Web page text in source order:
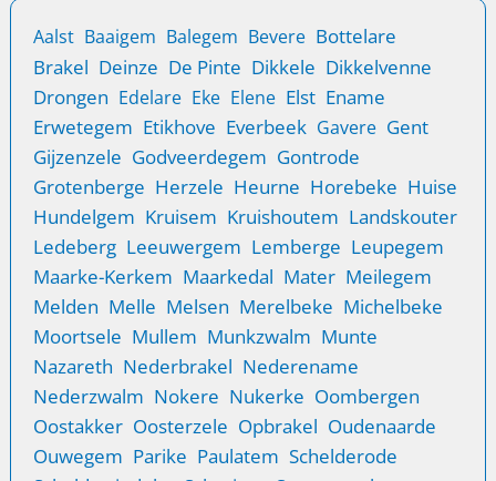
Aalst Baaigem Balegem Bevere Bottelare
Brakel Deinze De Pinte Dikkele Dikkelvenne
Drongen Edelare Eke Elene Elst Ename
Erwetegem Etikhove Everbeek Gavere Gent
Gijzenzele Godveerdegem Gontrode
Grotenberge Herzele Heurne Horebeke Huise
Hundelgem Kruisem Kruishoutem Landskouter
Ledeberg Leeuwergem Lemberge Leupegem
Maarke-Kerkem Maarkedal Mater Meilegem
Melden Melle Melsen Merelbeke Michelbeke
Moortsele Mullem Munkzwalm Munte
Nazareth Nederbrakel Nederename
Nederzwalm Nokere Nukerke Oombergen
Oostakker Oosterzele Opbrakel Oudenaarde
Ouwegem Parike Paulatem Schelderode